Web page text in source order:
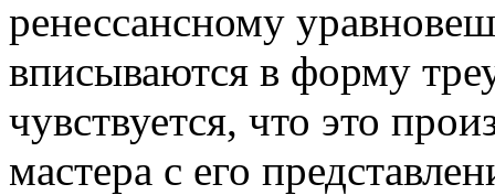
ренессансному
вписываются в форму
чувствуется, что это
мастера с его